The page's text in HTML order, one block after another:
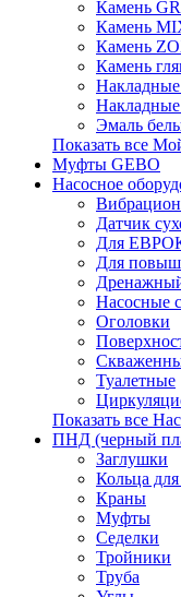
Камень
Камень
Камень
Камень
Эмаль
Показать все
Муфты GEBO
Насосное
Датчик
Для
Для
Насосные
Оголовки
Туалетные
Показать все
ПНД (черный
Заглушки
Кольца
Краны
Муфты
Седелки
Тройники
Труба